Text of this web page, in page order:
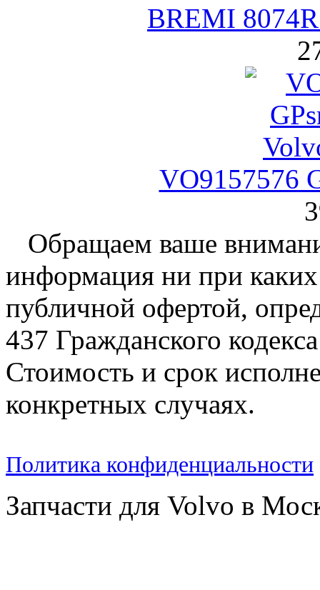
BREMI
VO9157576
Обращаем ваше
информация ни при каких
публичной офертой,
437 Гражданского
Стоимость и срок
конкретных случаях.
Политика конфиденциальности
Запчасти для Volvo в